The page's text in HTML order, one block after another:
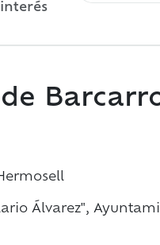
interés
Álvarez",